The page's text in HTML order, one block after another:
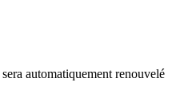
automatiquement renouvelé